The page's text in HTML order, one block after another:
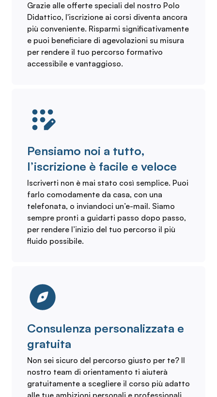
Grazie alle offerte speciali del nostro Polo
Didattico, l'iscrizione ai corsi diventa ancora
più conveniente. Risparmi significativamente
e puoi beneficiare di agevolazioni su misura
per rendere il tuo percorso formativo
accessibile e vantaggioso.
Pensiamo noi a tutto,
l’iscrizione è facile e veloce
Iscriverti non è mai stato così semplice. Puoi
farlo comodamente da casa, con una
telefonata, o inviandoci un’e-mail. Siamo
sempre pronti a guidarti passo dopo passo,
per rendere l’inizio del tuo percorso il più
fluido possibile.
Consulenza personalizzata e
gratuita
Non sei sicuro del percorso giusto per te? Il
nostro team di orientamento ti aiuterà
gratuitamente a scegliere il corso più adatto
alle tue ambizioni personali e professionali,